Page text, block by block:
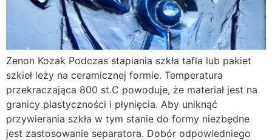
Zenon Kozak Podczas stapiania szkła tafla lub pakiet
szkieł leży na ceramicznej formie. Temperatura
przekraczająca 800 st.C powoduje, że materiał jest na
granicy plastyczności i płynięcia. Aby uniknąć
przywierania szkła w tym stanie do formy niezbędne
jest zastosowanie separatora. Dobór odpowiedniego